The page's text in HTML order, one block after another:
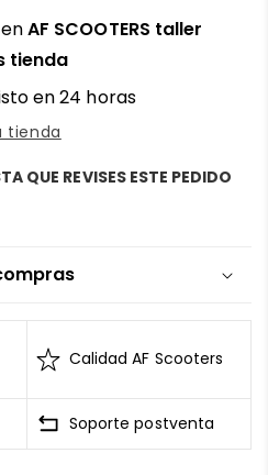
enAF SCOOTERS taller
tienda
en 24 horas
tienda
QUE REVISES ESTE PEDIDO
tarjetas se mantiene
el Estándar de Seguridad de
de Tarjeta de Pago
cifrados
ninguna circunstancia
Calidad AF Scooters
Soporte postventa